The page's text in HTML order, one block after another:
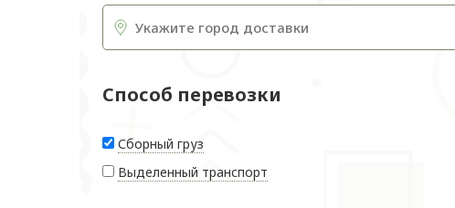
Способ перевозки
Сборный груз
Выделенный транспорт